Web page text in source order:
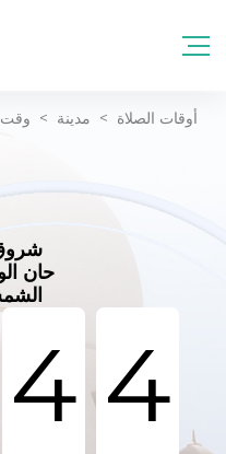
أوقات الصلاة > مدينة > وقت
حان
4 4